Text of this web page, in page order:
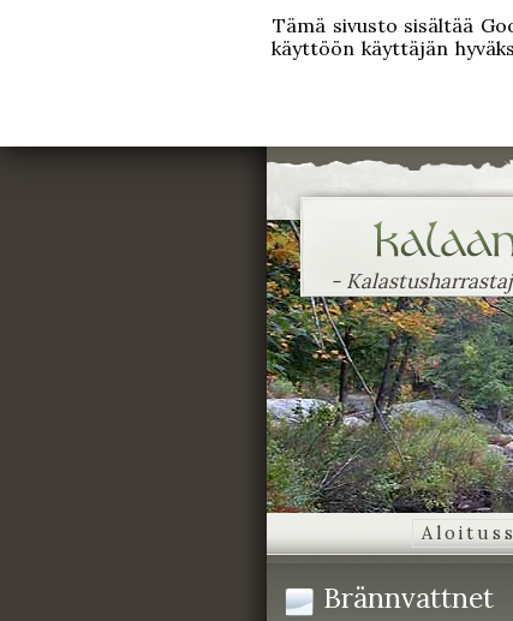
Tämä sivusto sisältää
käyttöön käyttäjän
-
Brännvattnet